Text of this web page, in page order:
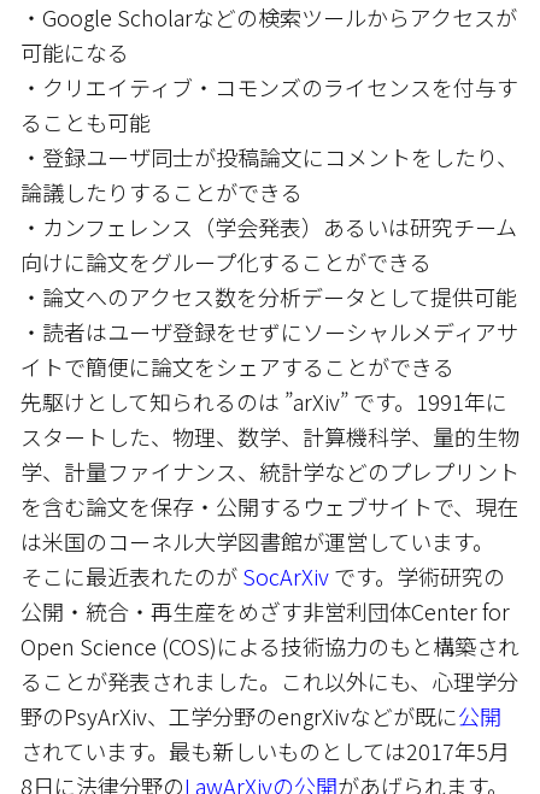
・Google Scholarなどの検索ツールからアクセスが
可能になる
・クリエイティブ・コモンズのライセンスを付与す
ることも可能
・登録ユーザ同士が投稿論文にコメントをしたり、
論議したりすることができる
・カンフェレンス（学会発表）あるいは研究チーム
向けに論文をグループ化することができる
・論文へのアクセス数を分析データとして提供可能
・読者はユーザ登録をせずにソーシャルメディアサ
イトで簡便に論文をシェアすることができる
先駆けとして知られるのは ”arXiv” です。1991年に
スタートした、物理、数学、計算機科学、量的生物
学、計量ファイナンス、統計学などのプレプリント
を含む論文を保存・公開するウェブサイトで、現在
は米国のコーネル大学図書館が運営しています。
そこに最近表れたのがSocArXivです。学術研究の
公開・統合・再生産をめざす非営利団体Center for
Open Science (COS)による技術協力のもと構築され
ることが発表されました。これ以外にも、心理学分
野のPsyArXiv、工学分野のengrXivなどが既に公開
されています。最も新しいものとしては2017年5月
8日に法律分野のLawArXivの公開があげられます。